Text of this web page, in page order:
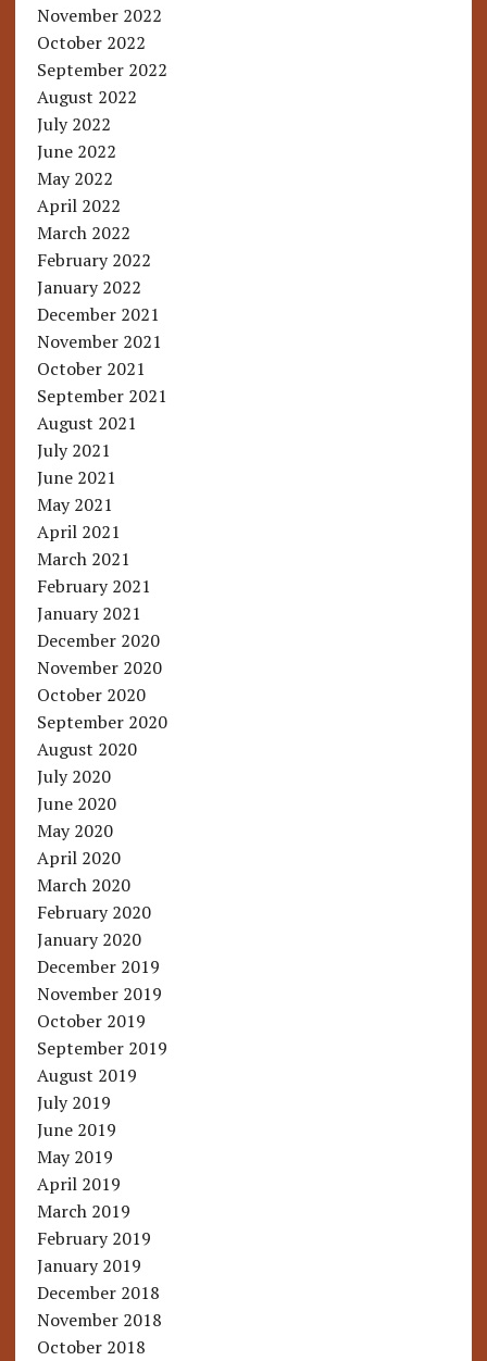
November 2022
October 2022
September 2022
August 2022
July 2022
June 2022
May 2022
April 2022
March 2022
February 2022
January 2022
December 2021
November 2021
October 2021
September 2021
August 2021
July 2021
June 2021
May 2021
April 2021
March 2021
February 2021
January 2021
December 2020
November 2020
October 2020
September 2020
August 2020
July 2020
June 2020
May 2020
April 2020
March 2020
February 2020
January 2020
December 2019
November 2019
October 2019
September 2019
August 2019
July 2019
June 2019
May 2019
April 2019
March 2019
February 2019
January 2019
December 2018
November 2018
October 2018